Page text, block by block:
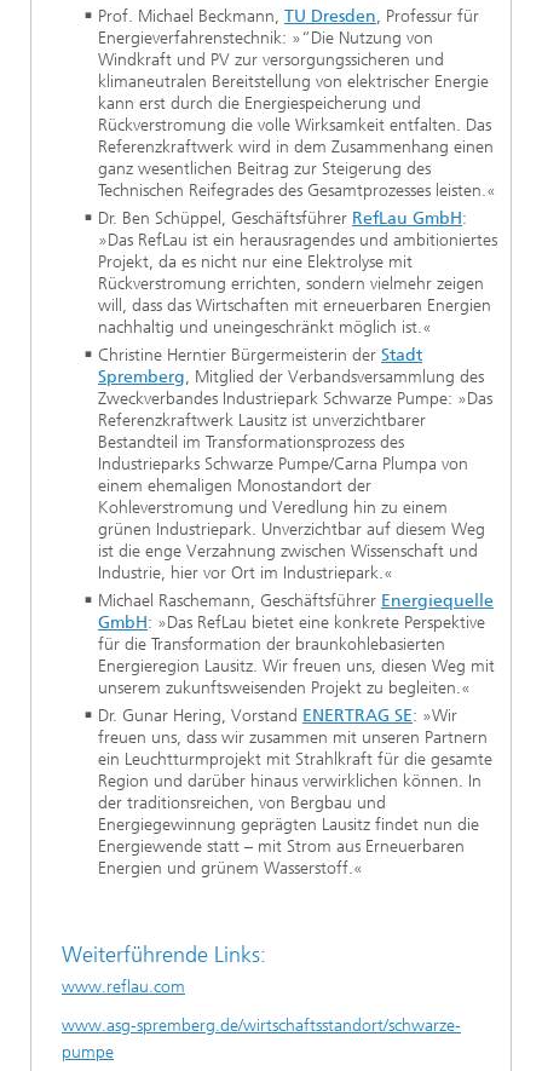
Prof. Michael Beckmann, TU Dresden, Professur für
Energieverfahrenstechnik: »“Die Nutzung von
Windkraft und PV zur versorgungssicheren und
klimaneutralen Bereitstellung von elektrischer Energie
kann erst durch die Energiespeicherung und
Rückverstromung die volle Wirksamkeit entfalten. Das
Referenzkraftwerk wird in dem Zusammenhang einen
ganz wesentlichen Beitrag zur Steigerung des
Technischen Reifegrades des Gesamtprozesses leisten.«
Dr. Ben Schüppel, Geschäftsführer RefLau GmbH:
»Das RefLau ist ein herausragendes und ambitioniertes
Projekt, da es nicht nur eine Elektrolyse mit
Rückverstromung errichten, sondern vielmehr zeigen
will, dass das Wirtschaften mit erneuerbaren Energien
nachhaltig und uneingeschränkt möglich ist.«
Christine Herntier Bürgermeisterin der Stadt
Spremberg, Mitglied der Verbandsversammlung des
Zweckverbandes Industriepark Schwarze Pumpe: »Das
Referenzkraftwerk Lausitz ist unverzichtbarer
Bestandteil im Transformationsprozess des
Industrieparks Schwarze Pumpe/Carna Plumpa von
einem ehemaligen Monostandort der
Kohleverstromung und Veredlung hin zu einem
grünen Industriepark. Unverzichtbar auf diesem Weg
ist die enge Verzahnung zwischen Wissenschaft und
Industrie, hier vor Ort im Industriepark.«
Michael Raschemann, Geschäftsführer Energiequelle
GmbH: »Das RefLau bietet eine konkrete Perspektive
für die Transformation der braunkohlebasierten
Energieregion Lausitz. Wir freuen uns, diesen Weg mit
unserem zukunftsweisenden Projekt zu begleiten.«
Dr. Gunar Hering, Vorstand ENERTRAG SE: »Wir
freuen uns, dass wir zusammen mit unseren Partnern
ein Leuchtturmprojekt mit Strahlkraft für die gesamte
Region und darüber hinaus verwirklichen können. In
der traditionsreichen, von Bergbau und
Energiegewinnung geprägten Lausitz findet nun die
Energiewende statt – mit Strom aus Erneuerbaren
Energien und grünem Wasserstoff.«
Weiterführende Links:
www.reflau.com
www.asg-spremberg.de/wirtschaftsstandort/schwarze-
pumpe